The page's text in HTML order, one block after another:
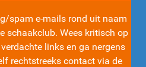
spam e-mails rond uit naam
schaakclub. Wees kritisch op
links en ga nergens
rechtstreeks contact via de